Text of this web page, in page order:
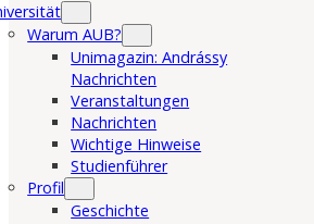
Warum AUB?
Unimagazin: Andrássy
Nachrichten
Veranstaltungen
Nachrichten
Wichtige Hinweise
Studienführer
Profil
Geschichte